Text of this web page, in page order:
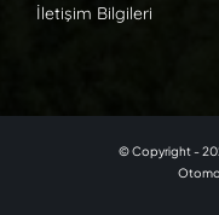
İletişim Bilgileri
© Copyright -